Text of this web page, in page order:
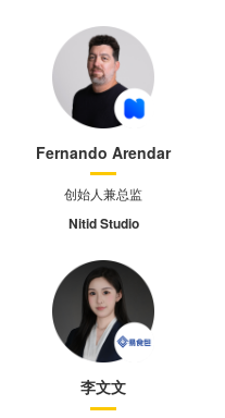
Fernando Arendar
创始人兼总监
Nitid Studio
李文文